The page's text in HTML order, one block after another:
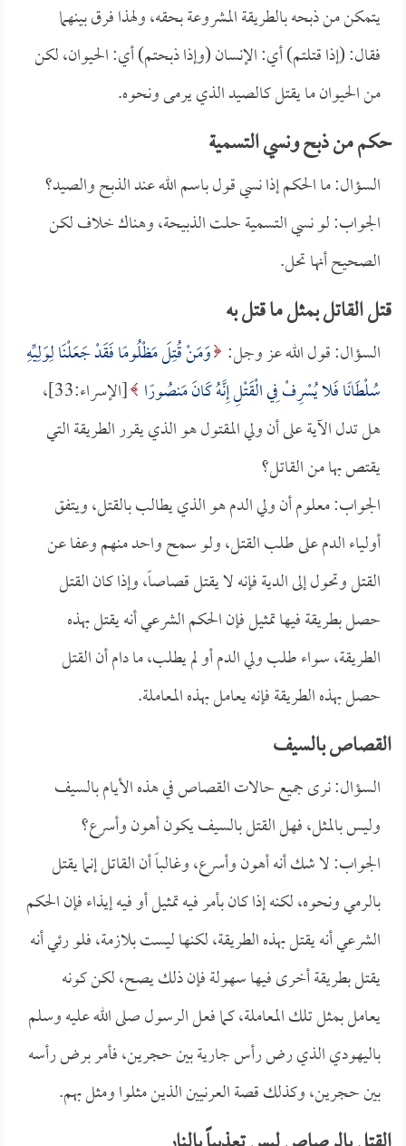
يتمكن من ذبحه بالطريقة المشروعة بحقه، ولهذا فرق بينهما
فقال: (إذا قتلتم) أي: الإنسان (وإذا ذبحتم) أي: الحيوان، لكن
من الحيوان ما يقتل كالصيد الذي يرمى ونحوه.
حكم من ذبح ونسي التسمية
السؤال: ما الحكم إذا نسي قول باسم الله عند الذبح والصيد؟
الجواب: لو نسي التسمية حلت الذبيحة، وهناك خلاف لكن
الصحيح أنها تحل.
قتل القاتل بمثل ما قتل به
السؤال: قول الله عز وجل: وَمَنْ قُتِلَ مَظْلُومًا فَقَدْ جَعَلْنَا لِوَلِيِّهِ
سُلْطَانًا فَلا يُسْرِفْ فِي الْقَتْلِ إِنَّهُ كَانَ مَنصُورًا
[الإسراء:33]،
هل تدل الآية على أن ولي المقتول هو الذي يقرر الطريقة التي
يقتص بها من القاتل؟
الجواب: معلوم أن ولي الدم هو الذي يطالب بالقتل، ويتفق
أولياء الدم على طلب القتل، ولو سمح واحد منهم وعفا عن
القتل وتحول إلى الدية فإنه لا يقتل قصاصاً، وإذا كان القتل
حصل بطريقة فيها تمثيل فإن الحكم الشرعي أنه يقتل بهذه
الطريقة، سواء طلب ولي الدم أو لم يطلب، ما دام أن القتل
حصل بهذه الطريقة فإنه يعامل بهذه المعاملة.
القصاص بالسيف
السؤال: نرى جميع حالات القصاص في هذه الأيام بالسيف
وليس بالمثل، فهل القتل بالسيف يكون أهون وأسرع؟
الجواب: لا شك أنه أهون وأسرع، وغالباً أن القاتل إنما يقتل
بالرمي ونحوه، لكنه إذا كان بأمر فيه تمثيل أو فيه إيذاء فإن الحكم
الشرعي أنه يقتل بهذه الطريقة، لكنها ليست بلازمة، فلو رئي أنه
يقتل بطريقة أخرى فيها سهولة فإن ذلك يصح، لكن كونه
يعامل بمثل تلك المعاملة، كما فعل الرسول صلى الله عليه وسلم
باليهودي الذي رض رأس جارية بين حجرين، فأمر برض رأسه
بين حجرين، وكذلك قصة العرنيين الذين مثلوا ومثل بهم.